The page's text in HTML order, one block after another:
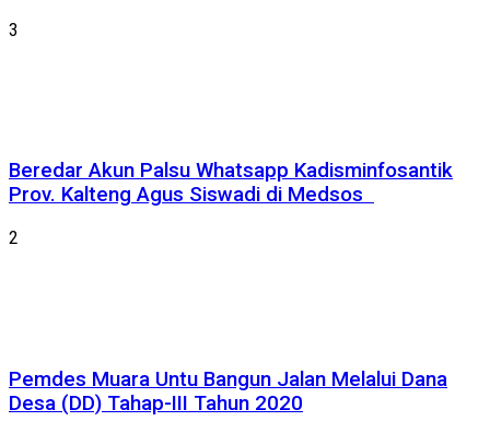
3
Beredar Akun Palsu Whatsapp Kadisminfosantik
Prov. Kalteng Agus Siswadi di Medsos
2
Pemdes Muara Untu Bangun Jalan Melalui Dana
Desa (DD) Tahap-III Tahun 2020